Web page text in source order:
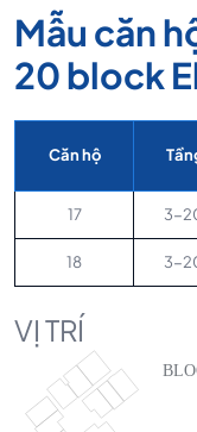
Mẫu căn
20 block
Căn hộ
17 3-
18 3-
VỊ TRÍ